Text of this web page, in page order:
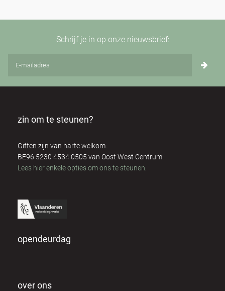
Schrijf je in op onze nieuwsbrief:
zin om te steunen?
Giften zijn van harte welkom.
BE96 5230 4534 0505 van Oost West Centrum.
Lees hier enkele opties om ons te steunen
opendeurdag
over ons